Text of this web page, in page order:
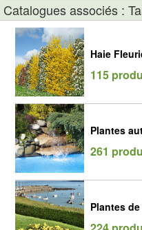
Catalogues associés :
Haie
115
Plantes
261
Plantes